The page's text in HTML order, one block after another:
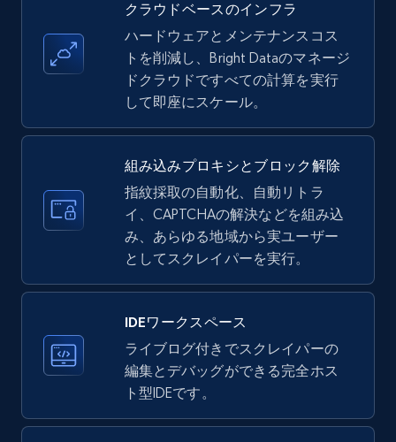
Amazon products - find products by using
upc numbers
Title, Seller name, Brand, Description, Initial
price, Currency, Availability, Reviews count, and
more.
5.7K+ 無料トライアル
LinkedIn company information
ID, Name, Country code, Locations, Followers,
33.6K+ 3.5K+ 無料トライアル
クラウドベースのインフラ
ハードウェアとメンテナンスコス
トを削減し、Bright Dataのマネージ
ドクラウドですべての計算を実行
して即座にスケール。
組み込みプロキシとブロック解除
指紋採取の自動化、自動リトラ
イ、CAPTCHAの解決などを組み込
み、あらゆる地域から実ユーザー
としてスクレイパーを実行。
IDEワークスペース
ライブログ付きでスクレイパーの
編集とデバッグができる完全ホス
ト型IDEです。